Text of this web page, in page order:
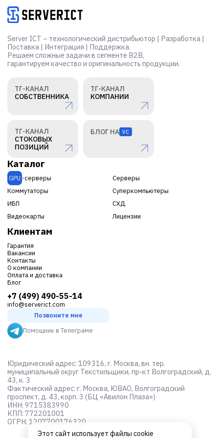
Этот сайт использует файлы cookie
Server ICT – технологический дистрибьютор | Разработка |
Поставка | Интеграция | Поддержка.
Решаем сложные задачи в сегменте B2B,
гарантируем качество и оригинальность продукции.
ТГ-КАНАЛ
СОБСТВЕННИКА
ТГ-КАНАЛ
КОМПАНИИ
ТГ-КАНАЛ
СТОКОВЫХ
ПОЗИЦИЙ
БЛОГ НА VC
Каталог
GPU -серверы
Серверы
Коммутаторы
Суперкомпьютеры
ИБП
СХД
Видеокарты
Лицензии
Клиентам
Гарантия
Вакансии
Контакты
О компании
Оплата и доставка
Блог
+7 (499) 490-55-14
info@serverict.com
Позвоните мне
Помощник в Телеграме
Юридический адрес: 109316, г. Москва, вн. тер.
муниципальный округ Текстильщики, пр-кт Волгоградский, д.
43, к. 3
Фактический адрес: г. Москва, ЮВАО, Волгоградский
проспект, д. 43, корп. 3 (БЦ «Авилон Плаза»)
ИНН: 9715383990
КПП: 772201001
ОГРН: 1207700176320